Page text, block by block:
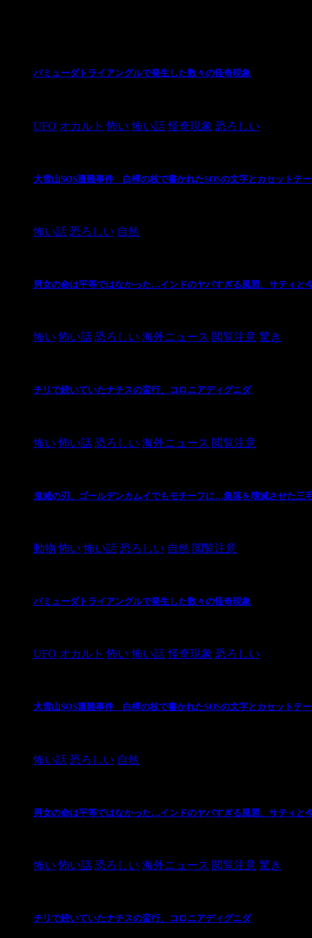
バミューダトライアングルで発生した数々の怪奇現象
UFO オカルト 怖い 怖い話 怪奇現象 恐ろしい
大雪山SOS遭難事件 白樺の枝で書かれたSOSの文字とカセットテ
怖い話 恐ろしい 自然
男女の命は平等ではなかった…インドのヤバすぎる風習、サティと
怖い 怖い話 恐ろしい 海外ニュース 閲覧注意 驚き
チリで続いていたナチスの蛮行、コロニアディグニダ
怖い 怖い話 恐ろしい 海外ニュース 閲覧注意
鬼滅の刃、ゴールデンカムイでもモチーフに…集落を壊滅させた三
動物 怖い 怖い話 恐ろしい 自然 閲覧注意
バミューダトライアングルで発生した数々の怪奇現象
UFO オカルト 怖い 怖い話 怪奇現象 恐ろしい
大雪山SOS遭難事件 白樺の枝で書かれたSOSの文字とカセットテ
怖い話 恐ろしい 自然
男女の命は平等ではなかった…インドのヤバすぎる風習、サティと
怖い 怖い話 恐ろしい 海外ニュース 閲覧注意 驚き
チリで続いていたナチスの蛮行、コロニアディグニダ